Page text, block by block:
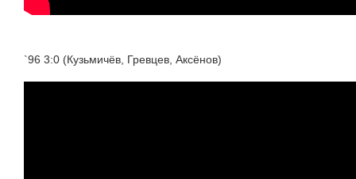
`96 3:0 (Кузьмичёв, Гревцев, Аксёнов)